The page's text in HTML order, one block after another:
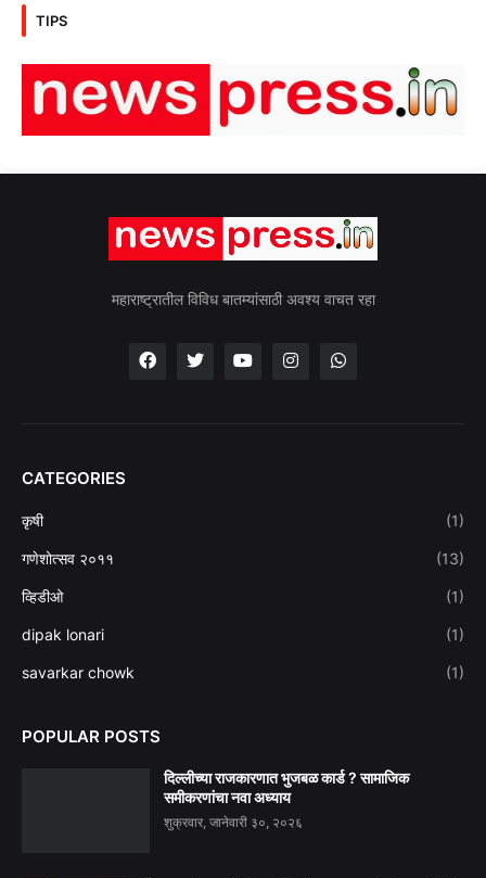
TIPS
महाराष्ट्रातील विविध बातम्यांसाठी अवश्य वाचत रहा
CATEGORIES
कृषी (1)
गणेशोत्सव २०११ (13)
व्हिडीओ (1)
dipak lonari (1)
savarkar chowk (1)
POPULAR POSTS
दिल्लीच्या राजकारणात भुजबळ कार्ड ? सामाजिक
समीकरणांचा नवा अध्याय
शुक्रवार, जानेवारी ३०, २०२६